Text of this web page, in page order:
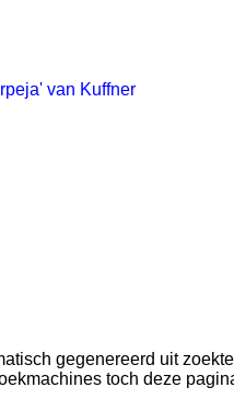
van Kuffner
gegenereerd uit
toch deze